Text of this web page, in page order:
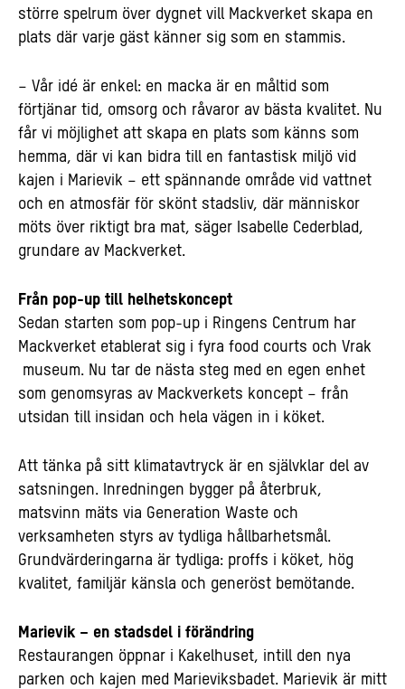
större spelrum över dygnet vill Mackverket skapa en
plats där varje gäst känner sig som en stammis.
– Vår idé är enkel: en macka är en måltid som
förtjänar tid, omsorg och råvaror av bästa kvalitet. Nu
får vi möjlighet att skapa en plats som känns som
hemma, där vi kan bidra till en fantastisk miljö vid
kajen i Marievik – ett spännande område vid vattnet
och en atmosfär för skönt stadsliv, där människor
möts över riktigt bra mat, säger Isabelle Cederblad,
grundare av Mackverket.
Från pop-up till helhetskoncept
Sedan starten som pop-up i Ringens Centrum har
Mackverket etablerat sig i fyra food courts och Vrak
museum. Nu tar de nästa steg med en egen enhet
som genomsyras av Mackverkets koncept – från
utsidan till insidan och hela vägen in i köket.
Att tänka på sitt klimatavtryck är en självklar del av
satsningen. Inredningen bygger på återbruk,
matsvinn mäts via Generation Waste och
verksamheten styrs av tydliga hållbarhetsmål.
Grundvärderingarna är tydliga: proffs i köket, hög
kvalitet, familjär känsla och generöst bemötande.
Marievik – en stadsdel i förändring
Restaurangen öppnar i Kakelhuset, intill den nya
parken och kajen med Marieviksbadet. Marievik är mitt